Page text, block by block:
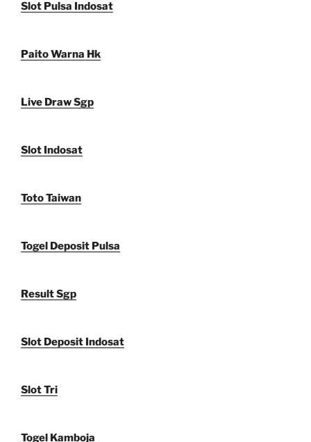
Slot Pulsa Indosat
Paito Warna Hk
Live Draw Sgp
Slot Indosat
Toto Taiwan
Togel Deposit Pulsa
Result Sgp
Slot Deposit Indosat
Slot Tri
Togel Kamboja